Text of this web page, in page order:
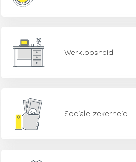
Werkloosheid
Sociale zekerheid